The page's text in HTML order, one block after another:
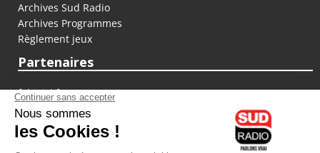
Archives Sud Radio
Archives Programmes
Règlement jeux
Partenaires
fiducial.fr
lyoncapitale.fr
olympique-et-lyonnais.com